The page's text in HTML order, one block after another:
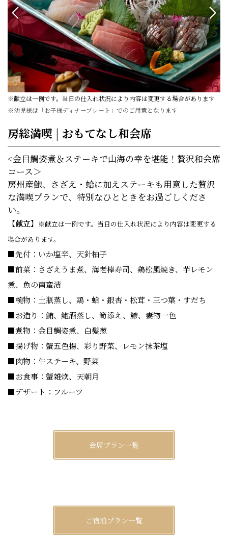
※献立は一例です。当日の仕入れ状況により内容は変更する場合があります
※幼児様は「お子様ディナープレート」でのご用意となります
房総満喫 | おもてなし和会席
<金目鯛姿煮＆ステーキで山海の幸を堪能！贅沢和会席
コース＞
房州産鮑、さざえ・蛤に加えステーキも用意した贅沢
な満喫プランで、特別なひとときをお過ごしくださ
い。
【献立】 ※献立は一例です。当日の仕入れ状況により内容は変更する
場合があります。
■先付：いか塩辛、天針柚子
■前菜：さざえうま煮、海老棒寿司、鶏松風焼き、芋レモン
煮、魚の南蛮漬
■椀物：土瓶蒸し、鶏・蛤・銀杏・松茸・三つ葉・すだち
■お造り：鮪、鮑酒蒸し、筍添え、鯵、妻物一色
■煮物：金目鯛姿煮、白髪葱
■揚げ物：蟹五色揚、彩り野菜、レモン抹茶塩
■肉物：牛ステーキ、野菜
■お食事：蟹雑炊、天朝月
■デザート：フルーツ
会席プラン一覧
ご宿泊プラン一覧